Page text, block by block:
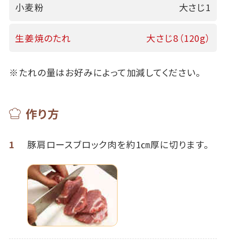
小麦粉 大さじ1
生姜焼のたれ 大さじ8（120g）
※たれの量はお好みによって加減してください。
作り方
1 豚肩ロースブロック肉を約1㎝厚に切ります。